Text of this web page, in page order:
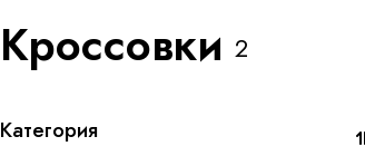
Кроссовки 2
Категория